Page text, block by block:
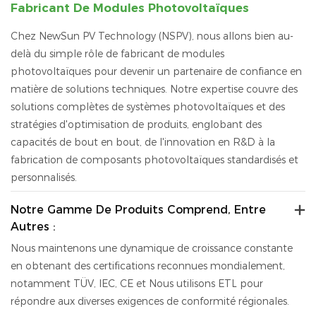
Fabricant De Modules Photovoltaïques
Chez NewSun PV Technology (NSPV), nous allons bien au-
delà du simple rôle de fabricant de modules
photovoltaïques pour devenir un partenaire de confiance en
matière de solutions techniques. Notre expertise couvre des
solutions complètes de systèmes photovoltaïques et des
stratégies d'optimisation de produits, englobant des
capacités de bout en bout, de l'innovation en R&D à la
fabrication de composants photovoltaïques standardisés et
personnalisés.
Notre Gamme De Produits Comprend, Entre
Autres :
Nous maintenons une dynamique de croissance constante
en obtenant des certifications reconnues mondialement,
notamment TÜV, IEC, CE et Nous utilisons ETL pour
répondre aux diverses exigences de conformité régionales.